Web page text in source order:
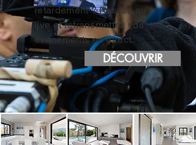
retardement ? Passez au
live et retransmettez vos
événements en direct.
DÉCOUVRIR